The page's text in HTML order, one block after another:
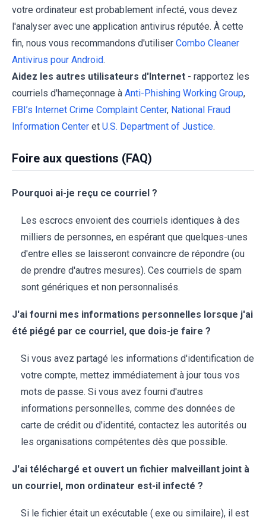
votre ordinateur est probablement infecté, vous devez
l'analyser avec une application antivirus réputée. À cette
fin, nous vous recommandons d'utiliser Combo Cleaner
Antivirus pour Android.
Aidez les autres utilisateurs d'Internet - rapportez les
courriels d'hameçonnage à Anti-Phishing Working Group,
FBI’s Internet Crime Complaint Center, National Fraud
Information Center et U.S. Department of Justice.
Foire aux questions (FAQ)
Pourquoi ai-je reçu ce courriel ?
Les escrocs envoient des courriels identiques à des
milliers de personnes, en espérant que quelques-unes
d'entre elles se laisseront convaincre de répondre (ou
de prendre d'autres mesures). Ces courriels de spam
sont génériques et non personnalisés.
J'ai fourni mes informations personnelles lorsque j'ai
été piégé par ce courriel, que dois-je faire ?
Si vous avez partagé les informations d'identification de
votre compte, mettez immédiatement à jour tous vos
mots de passe. Si vous avez fourni d'autres
informations personnelles, comme des données de
carte de crédit ou d'identité, contactez les autorités ou
les organisations compétentes dès que possible.
J'ai téléchargé et ouvert un fichier malveillant joint à
un courriel, mon ordinateur est-il infecté ?
Si le fichier était un exécutable (.exe ou similaire), il est